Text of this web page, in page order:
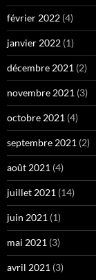
février 2022 (4)
janvier 2022 (1)
décembre 2021 (2)
novembre 2021 (3)
octobre 2021 (4)
septembre 2021 (2)
août 2021 (4)
juillet 2021 (14)
juin 2021 (1)
mai 2021 (3)
avril 2021 (3)